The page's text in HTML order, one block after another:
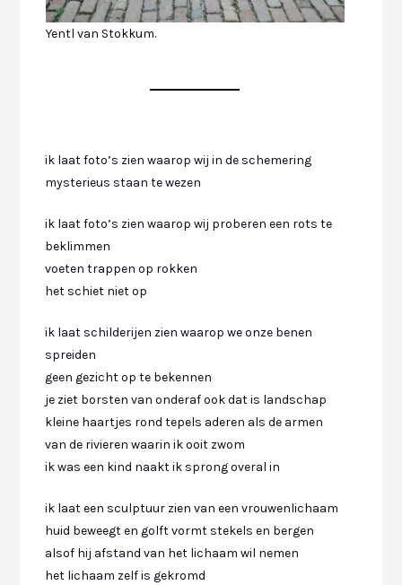
Yentl van Stokkum.
ik laat foto’s zien waarop wij in de schemering
mysterieus staan te wezen
ik laat foto’s zien waarop wij proberen een rots te
beklimmen
voeten trappen op rokken
het schiet niet op
ik laat schilderijen zien waarop we onze benen
spreiden
geen gezicht op te bekennen
je ziet borsten van onderaf ook dat is landschap
kleine haartjes rond tepels aderen als de armen
van de rivieren waarin ik ooit zwom
ik was een kind naakt ik sprong overal in
ik laat een sculptuur zien van een vrouwenlichaam
huid beweegt en golft vormt stekels en bergen
alsof hij afstand van het lichaam wil nemen
het lichaam zelf is gekromd